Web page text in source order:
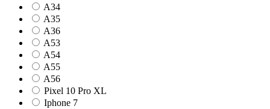
A34
A35
A36
A53
A54
A55
A56
Pixel 10 Pro XL
Iphone 7